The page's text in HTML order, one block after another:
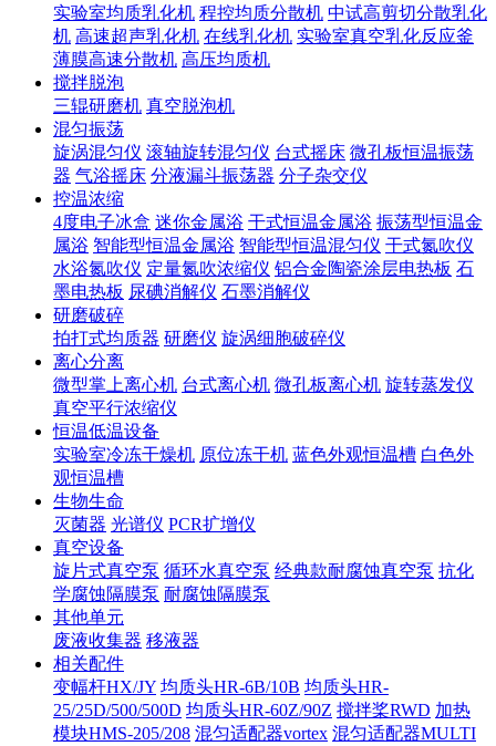
实验室均质乳化机 程控均质分散机 中试高剪切分散乳化
机 高速超声乳化机 在线乳化机 实验室真空乳化反应釜
薄膜高速分散机 高压均质机
搅拌脱泡
三辊研磨机 真空脱泡机
混匀振荡
旋涡混匀仪 滚轴旋转混匀仪 台式摇床 微孔板恒温振荡
器 气浴摇床 分液漏斗振荡器 分子杂交仪
控温浓缩
4度电子冰盒 迷你金属浴 干式恒温金属浴 振荡型恒温金
属浴 智能型恒温金属浴 智能型恒温混匀仪 干式氮吹仪
水浴氮吹仪 定量氮吹浓缩仪 铝合金陶瓷涂层电热板 石
墨电热板 尿碘消解仪 石墨消解仪
研磨破碎
拍打式均质器 研磨仪 旋涡细胞破碎仪
离心分离
微型掌上离心机 台式离心机 微孔板离心机 旋转蒸发仪
真空平行浓缩仪
恒温低温设备
实验室冷冻干燥机 原位冻干机 蓝色外观恒温槽 白色外
观恒温槽
生物生命
灭菌器 光谱仪 PCR扩增仪
真空设备
旋片式真空泵 循环水真空泵 经典款耐腐蚀真空泵 抗化
学腐蚀隔膜泵 耐腐蚀隔膜泵
其他单元
废液收集器 移液器
相关配件
变幅杆HX/JY 均质头HR-6B/10B 均质头HR-
25/25D/500/500D 均质头HR-60Z/90Z 搅拌桨RWD 加热
模块HMS-205/208 混匀适配器vortex 混匀适配器MULTI